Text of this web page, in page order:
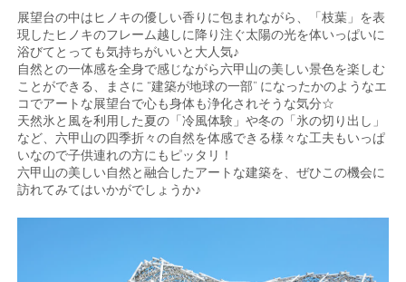
展望台の中はヒノキの優しい香りに包まれながら、「枝葉」を表
現したヒノキのフレーム越しに降り注ぐ太陽の光を体いっぱいに
浴びてとっても気持ちがいいと大人気♪
自然との一体感を全身で感じながら六甲山の美しい景色を楽しむ
ことができる、まさに “建築が地球の一部” になったかのようなエ
コでアートな展望台で心も身体も浄化されそうな気分☆
天然氷と風を利用した夏の「冷風体験」や冬の「氷の切り出し」
など、六甲山の四季折々の自然を体感できる様々な工夫もいっぱ
いなので子供連れの方にもピッタリ！
六甲山の美しい自然と融合したアートな建築を、ぜひこの機会に
訪れてみてはいかがでしょうか♪